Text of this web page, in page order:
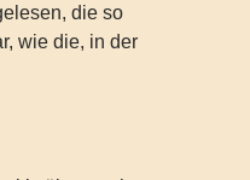
die so
wie die, in der